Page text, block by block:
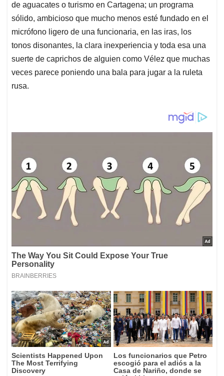
de aguacates o turismo en Cartagena; un programa
sólido, ambicioso que mucho menos esté fundado en el
micrófono ligero de una funcionaria, en las iras, los
tonos disonantes, la clara inexperiencia y toda esa una
suerte de caprichos de alguien como Vélez que muchas
veces parece poniendo una bala para jugar a la ruleta
rusa.